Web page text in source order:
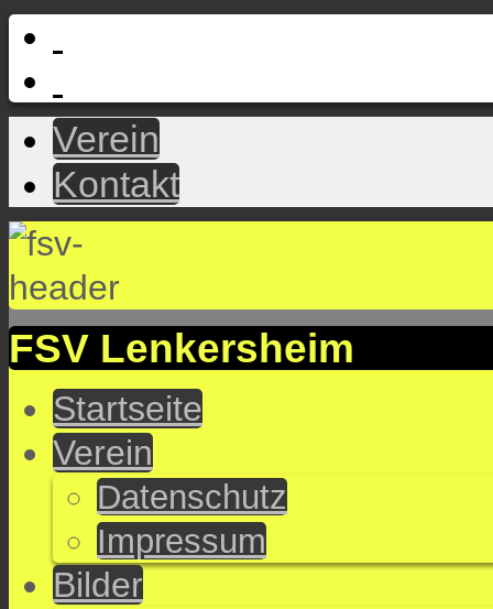
Verein
Kontakt
FSV Lenkersheim
Startseite
Verein
Datenschutz
Impressum
Bilder